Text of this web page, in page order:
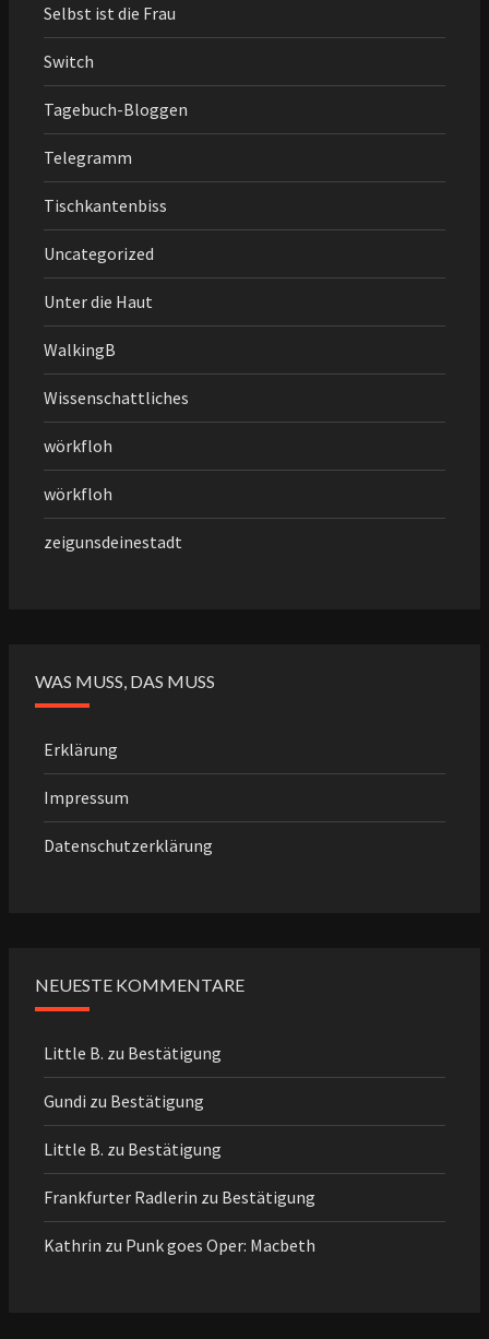
Selbst ist die Frau
Switch
Tagebuch-Bloggen
Telegramm
Tischkantenbiss
Uncategorized
Unter die Haut
WalkingB
Wissenschattliches
wörkfloh
wörkfloh
zeigunsdeinestadt
WAS MUSS, DAS MUSS
Erklärung
Impressum
Datenschutzerklärung
NEUESTE KOMMENTARE
Little B. zu Bestätigung
Gundi zu Bestätigung
Little B. zu Bestätigung
Frankfurter Radlerin zu Bestätigung
Kathrin zu Punk goes Oper: Macbeth